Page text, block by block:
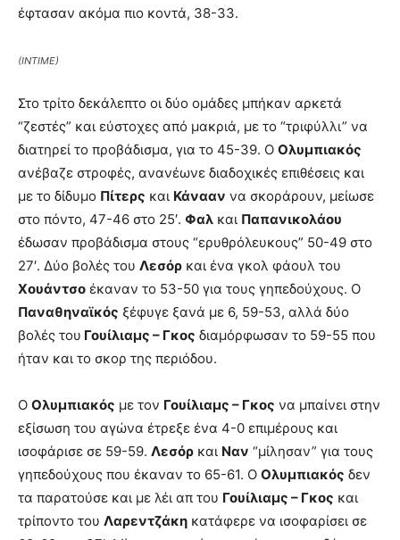
έφτασαν ακόμα πιο κοντά, 38-33.
(INTIME)
Στο τρίτο δεκάλεπτο οι δύο ομάδες μπήκαν αρκετά
“ζεστές” και εύστοχες από μακριά, με το “τριφύλλι” να
διατηρεί το προβάδισμα, για το 45-39. Ο Ολυμπιακός
ανέβαζε στροφές, ανανέωνε διαδοχικές επιθέσεις και
με το δίδυμο Πίτερς και Κάνααν να σκοράρουν, μείωσε
στο πόντο, 47-46 στο 25′. Φαλ και Παπανικολάου
έδωσαν προβάδισμα στους “ερυθρόλευκους” 50-49 στο
27′. Δύο βολές του Λεσόρ και ένα γκολ φάουλ του
Χουάντσο έκαναν το 53-50 για τους γηπεδούχους. Ο
Παναθηναϊκός ξέφυγε ξανά με 6, 59-53, αλλά δύο
βολές του Γουίλιαμς – Γκος διαμόρφωσαν το 59-55 που
ήταν και το σκορ της περιόδου.
O Ολυμπιακός με τον Γουίλιαμς – Γκος να μπαίνει στην
εξίσωση του αγώνα έτρεξε ένα 4-0 επιμέρους και
ισοφάρισε σε 59-59. Λεσόρ και Ναν “μίλησαν” για τους
γηπεδούχους που έκαναν το 65-61. Ο Ολυμπιακός δεν
τα παρατούσε και με λέι απ του Γουίλιαμς – Γκος και
τρίποντο του Λαρεντζάκη κατάφερε να ισοφαρίσει σε